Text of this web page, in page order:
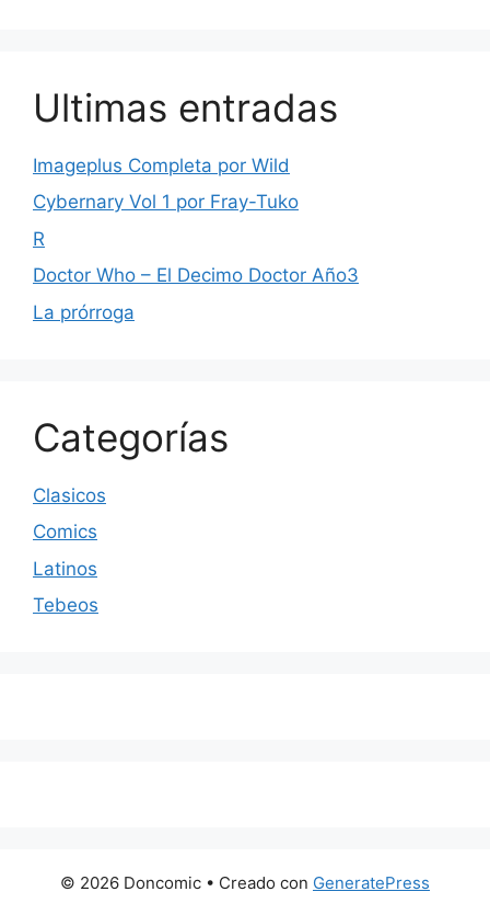
Ultimas entradas
Imageplus Completa por Wild
Cybernary Vol 1 por Fray-Tuko
R
Doctor Who – El Decimo Doctor Año3
La prórroga
Categorías
Clasicos
Comics
Latinos
Tebeos
© 2026 Doncomic • Creado con GeneratePress